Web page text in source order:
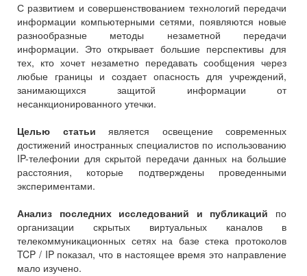
С развитием и совершенствованием технологий передачи
информации компьютерными сетями, появляются новые
разнообразные методы незаметной передачи
информации. Это открывает большие перспективы для
тех, кто хочет незаметно передавать сообщения через
любые границы и создает опасность для учреждений,
занимающихся защитой информации от
несанкционированного утечки.
Целью статьи является освещение современных
достижений иностранных специалистов по использованию
IP-телефонии для скрытой передачи данных на большие
расстояния, которые подтверждены проведенными
экспериментами.
Анализ последних исследований и публикаций по
организации скрытых виртуальных каналов в
телекоммуникационных сетях на базе стека протоколов
TCP / IP показал, что в настоящее время это направление
мало изучено.